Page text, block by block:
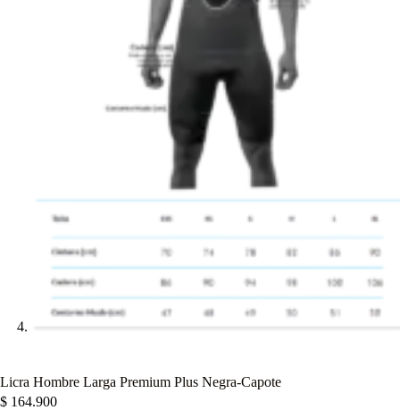
Licra Hombre Larga Premium Plus Negra-Capote
$ 164.900